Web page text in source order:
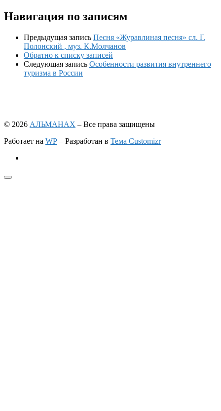
Навигация по записям
Предыдущая запись Песня «Журавлиная песня» сл. Г.
Полонский , муз. К.Молчанов
Обратно к списку записей
Следующая запись Особенности развития внутреннего
туризма в России
© 2026 АЛЬМАНАХ – Все права защищены
Работает на WP – Разработан в Тема Customizr